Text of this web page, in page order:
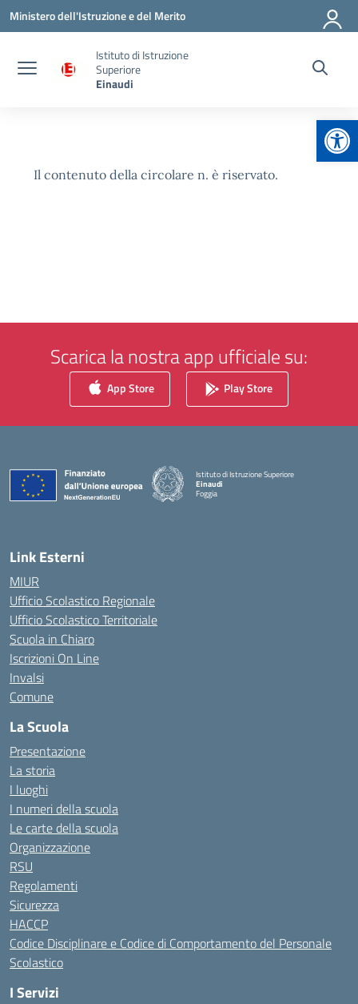
Vai ai contenuti
Vai al menu di navigazione
Vai al footer
Ministero dell'Istruzione e del Merito
Istituto di Istruzione
Superiore
Einaudi
Il contenuto della circolare n. è riservato.
Scarica la nostra app ufficiale su:
App Store Play Store
Istituto di Istruzione Superiore
Einaudi
Foggia
— Visita la pagina iniziale della scuola
Link Esterni
MIUR
Ufficio Scolastico Regionale
Ufficio Scolastico Territoriale
Scuola in Chiaro
Iscrizioni On Line
Invalsi
Comune
La Scuola
Presentazione
La storia
I luoghi
I numeri della scuola
Le carte della scuola
Organizzazione
RSU
Regolamenti
Sicurezza
HACCP
Codice Disciplinare e Codice di Comportamento del Personale
Scolastico
I Servizi